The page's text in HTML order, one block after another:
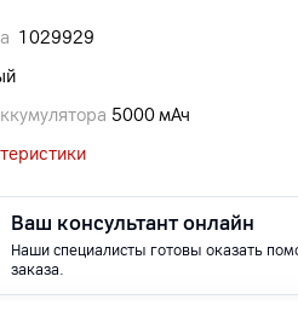
1029929
5000 мАч
Ваш консультант онлайн
Наши специалисты готовы оказать
заказа.